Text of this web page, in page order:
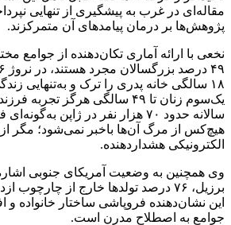
مقاله‌ای در غرب به پیشگیری از تنهایی
پژوهش‌ها بر درمان پیامدهای آن متمرکزند.
نخعی با ارائه آماری تکان‌دهنده از جوامع
۱۸ سالگی خانه پدری را ترک و به‌تنهایی
یک‌سوم زنان تا ۴۹ سالگی هرگز
سالانه حدود ۷۰ هزار نفر در ژاپن
هیچ‌کس از مرگ آن‌ها باخبر نمی‌شود؛ مگر
الکترونیکی هشداردهنده.
وی همچنین به وضعیت آمریکای جنوبی
برزیل، ۷۶ درصد تولدها خارج از
این نشان‌دهنده فروپاشی ساختار خانواده و
جوامع به اصطلاح مدرن است.